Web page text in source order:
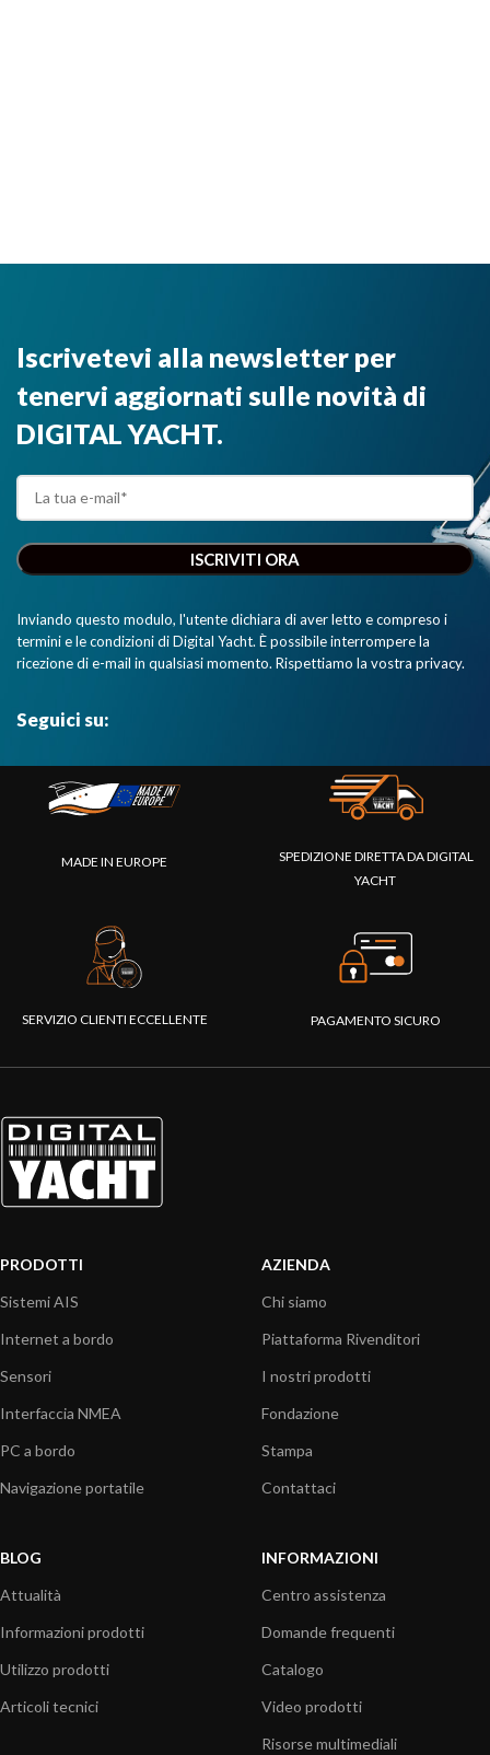
Iscrivetevi alla newsletter per
tenervi aggiornati sulle novità di
DIGITAL YACHT.
Inviando questo modulo, l'utente dichiara di aver letto e compreso i
termini e le condizioni di Digital Yacht. È possibile interrompere la
ricezione di e-mail in qualsiasi momento. Rispettiamo la vostra privacy.
Seguici su:
MADE IN EUROPE
SPEDIZIONE DIRETTA DA DIGITAL
YACHT
SERVIZIO CLIENTI ECCELLENTE PAGAMENTO SICURO
PRODOTTI
Sistemi AIS
Internet a bordo
Sensori
Interfaccia NMEA
PC a bordo
Navigazione portatile
AZIENDA
Chi siamo
Piattaforma Rivenditori
I nostri prodotti
Fondazione
Stampa
Contattaci
BLOG
Attualità
Informazioni prodotti
Utilizzo prodotti
Articoli tecnici
INFORMAZIONI
Centro assistenza
Domande frequenti
Catalogo
Video prodotti
Risorse multimediali